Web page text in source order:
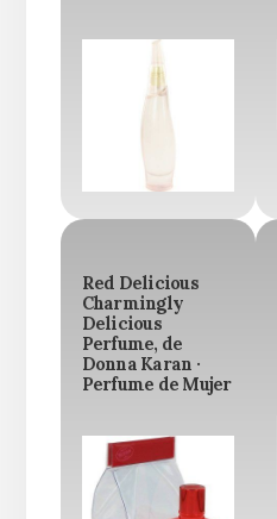
Red Delicious
Charmingly
Delicious
Perfume, de
Donna Karan ·
Perfume de Mujer